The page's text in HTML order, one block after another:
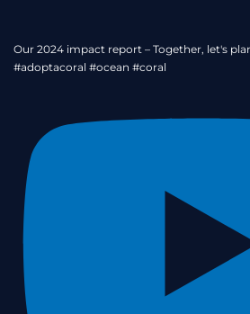
Our 2024 impact report – Together, let's
#adoptacoral #ocean #coral